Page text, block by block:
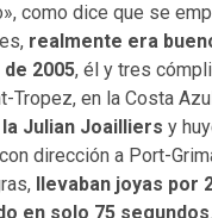
como dice que se
realmente era
2005, él y tres
Tropez, en la Costa
Julian Joailliers y
dirección a Port-
llevaban joyas por
en solo 75 segundos